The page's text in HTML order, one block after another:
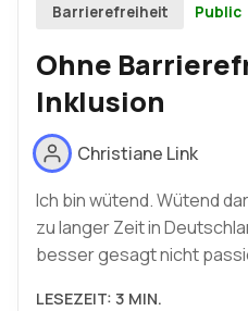
Barrierefreiheit Public
Ohne
Inklusion
Christiane Link
Ich bin wütend. Wütend
zu langer Zeit in
besser gesagt nicht
LESEZEIT: 3 MIN.